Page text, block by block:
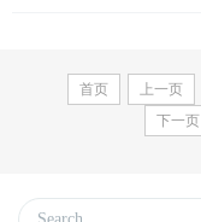
首页 上一页
下一页